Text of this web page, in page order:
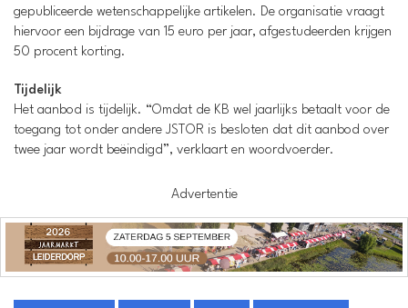
gepubliceerde wetenschappelijke artikelen. De organisatie vraagt
hiervoor een bijdrage van 15 euro per jaar, afgestudeerden krijgen
50 procent korting.
Tijdelijk
Het aanbod is tijdelijk. “Omdat de KB wel jaarlijks betaalt voor de
toegang tot onder andere JSTOR is besloten dat dit aanbod over
twee jaar wordt beëindigd”, verklaart en woordvoerder.
Advertentie